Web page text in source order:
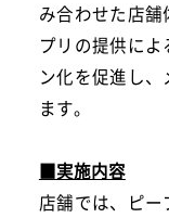
み合わせた店
プリの提供に
ン化を促進し
ます。
■実施内容
店舗では、ピ